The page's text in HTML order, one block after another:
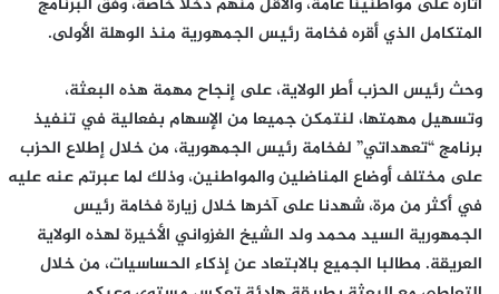
المتكامل الذي أقره فخامة رئيس الجمهورية منذ الوهلة الأولى.
وحث رئيس الحزب أطر الولاية، على إنجاح مهمة هذه البعثة،
وتسهيل مهمتها، لنتمكن جميعا من الإسهام بفعالية في تنفيذ
برنامج “تعهداتي” لفخامة رئيس الجمهورية، من خلال إطلاع الحزب
على مختلف أوضاع المناضلين والمواطنين، وذلك لما عبرتم عنه عليه
في أكثر من مرة، شهدنا على آخرها خلال زيارة فخامة رئيس
الجمهورية السيد محمد ولد الشيخ الغزواني الأخيرة لهذه الولاية
العريقة. مطالبا الجميع بالابتعاد عن إذكاء الحساسيات، من خلال